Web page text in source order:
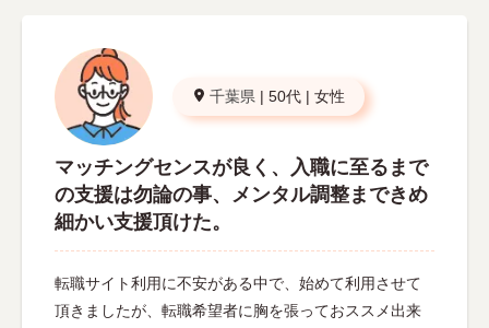
千葉県 | 50代 | 女性
マッチングセンスが良く、入職に至るまで
の支援は勿論の事、メンタル調整まできめ
細かい支援頂けた。
転職サイト利用に不安がある中で、始めて利用させて
頂きましたが、転職希望者に胸を張っておススメ出来